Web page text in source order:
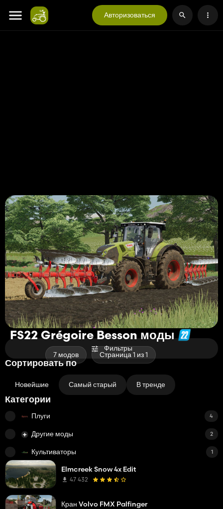
Авторизоваться
FS22 Grégoire Besson моды
7 модов Страница 1 из 1
Фильтры
Сортировать по
Новейшие Самый старый В тренде
Категории
Плуги 4
Другие моды 2
Культиваторы 1
Elmcreek Snow 4x Edit
47 432
Кран Volvo FMX Palfinger